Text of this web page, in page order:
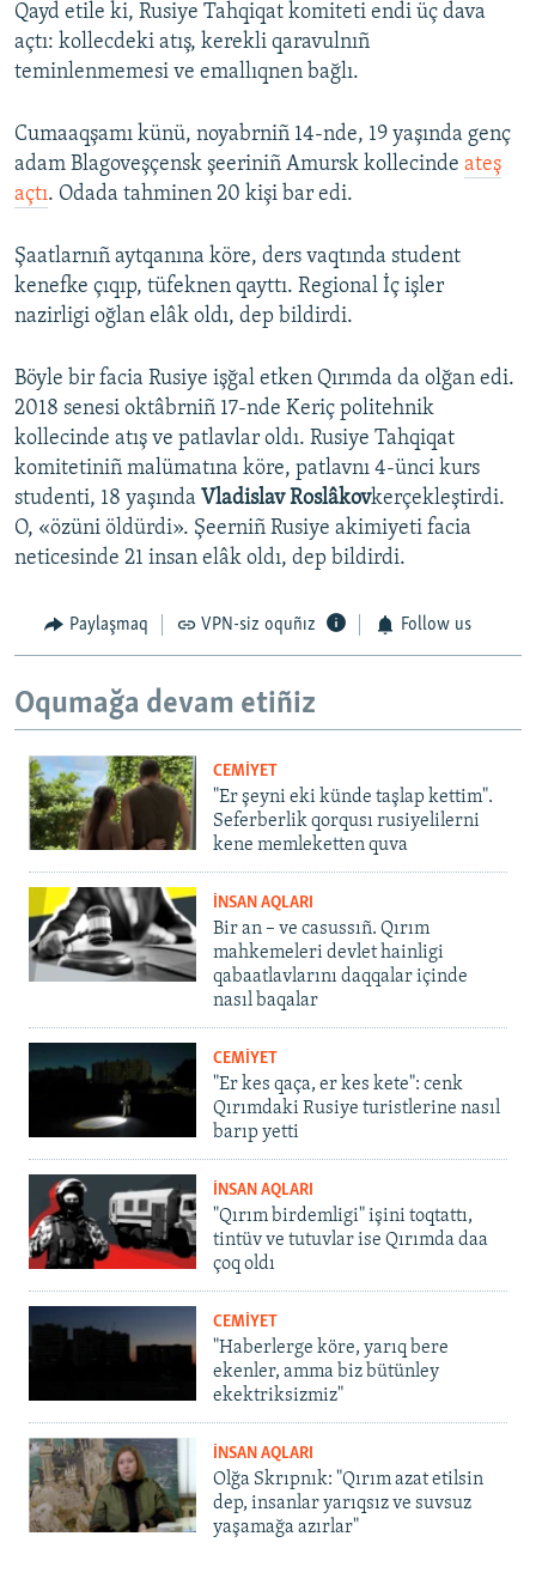
Qayd etile ki, Rusiye Tahqiqat komiteti endi üç dava
açtı: kollecdeki atış, kerekli qaravulnıñ
teminlenmemesi ve emallıqnen bağlı.
Cumaaqşamı künü, noyabrniñ 14-nde, 19 yaşında genç
adam Blagoveşçensk şeeriniñ Amursk kollecinde ateş
açtı. Odada tahminen 20 kişi bar edi.
Şaatlarnıñ aytqanına köre, ders vaqtında student
kenefke çıqıp, tüfeknen qayttı. Regional İç işler
nazirligi oğlan elâk oldı, dep bildirdi.
Böyle bir facia Rusiye işğal etken Qırımda da olğan edi.
2018 senesi oktâbrniñ 17-nde Keriç politehnik
kollecinde atış ve patlavlar oldı. Rusiye Tahqiqat
komitetiniñ malümatına köre, patlavnı 4-ünci kurs
studenti, 18 yaşında Vladislav Roslâkovkerçekleştirdi.
O, «özüni öldürdi». Şeerniñ Rusiye akimiyeti facia
neticesinde 21 insan elâk oldı, dep bildirdi.
Paylaşmaq VPN-siz oquñız Follow us
Oqumağa devam etiñiz
CEMİYET
"Er şeyni eki künde taşlap kettim".
Seferberlik qorqusı rusiyelilerni
kene memleketten quva
İNSAN AQLARI
Bir an – ve casussıñ. Qırım
mahkemeleri devlet hainligi
qabaatlavlarını daqqalar içinde
nasıl baqalar
CEMİYET
"Er kes qaça, er kes kete": cenk
Qırımdaki Rusiye turistlerine nasıl
barıp yetti
İNSAN AQLARI
"Qırım birdemligi" işini toqtattı,
tintüv ve tutuvlar ise Qırımda daa
çoq oldı
CEMİYET
"Haberlerge köre, yarıq bere
ekenler, amma biz bütünley
ekektriksizmiz"
İNSAN AQLARI
Olğa Skrıpnık: "Qırım azat etilsin
dep, insanlar yarıqsız ve suvsuz
yaşamağa azırlar"